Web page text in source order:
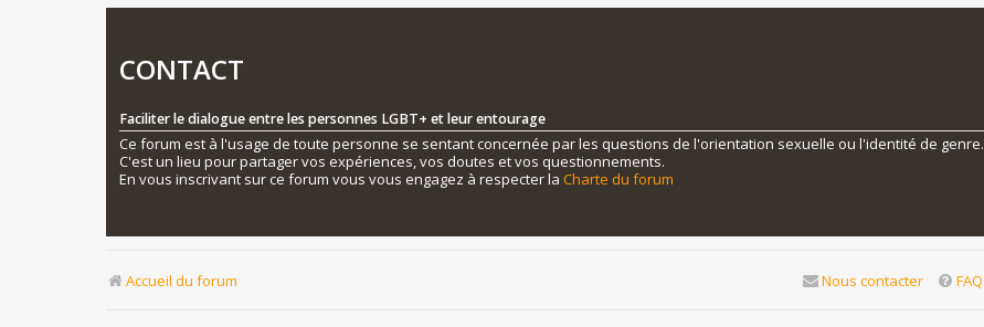
CONTACT
Faciliter le dialogue entre les personnes LGBT+ et leur entourage
Ce forum est à l'usage de toute personne se sentant concernée par les questions de l'orientation sexuelle ou l'identité de genre.
C'est un lieu pour partager vos expériences, vos doutes et vos questionnements.
En vous inscrivant sur ce forum vous vous engagez à respecter la Charte du forum
Accueil du forum FAQ
Nous contacter